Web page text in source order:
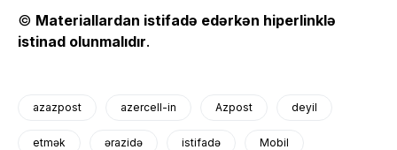
© Materiallardan istifadə edərkən hiperlinklə
istinad olunmalıdır.
azazpost azercell-in Azpost deyil
etmək ərazidə istifadə Mobil